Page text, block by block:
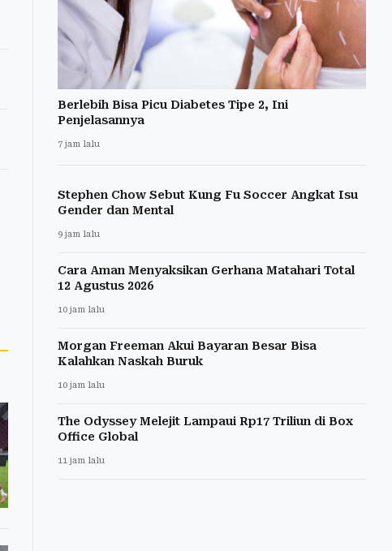
Berlebih Bisa Picu Diabetes Tipe 2, Ini
Penjelasannya
7 jam lalu
Stephen Chow Sebut Kung Fu Soccer Angkat Isu
Gender dan Mental
9 jam lalu
Cara Aman Menyaksikan Gerhana Matahari Total
12 Agustus 2026
10 jam lalu
Morgan Freeman Akui Bayaran Besar Bisa
Kalahkan Naskah Buruk
10 jam lalu
The Odyssey Melejit Lampaui Rp17 Triliun di Box
Office Global
11 jam lalu